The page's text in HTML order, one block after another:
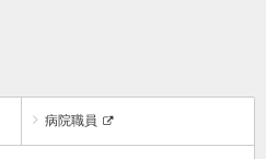
病院職員